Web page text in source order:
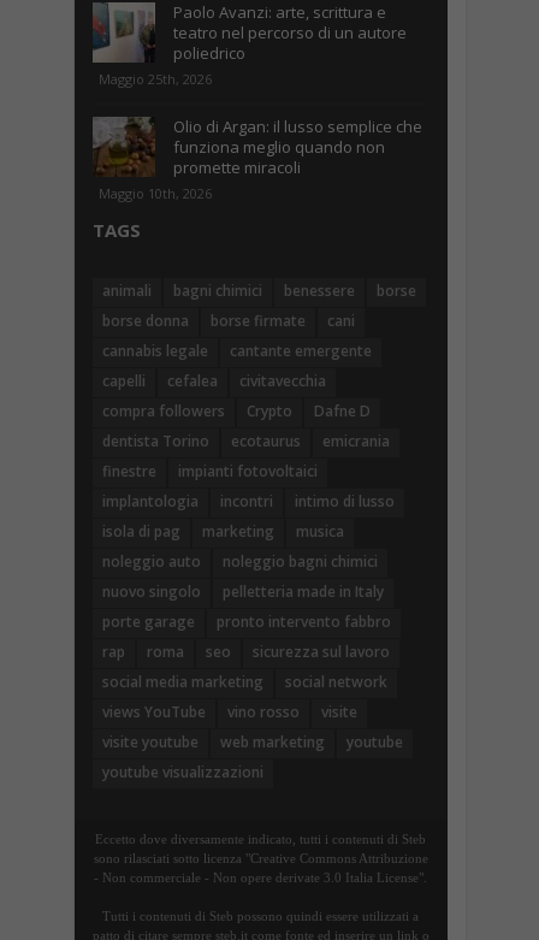
Paolo Avanzi: arte, scrittura e
teatro nel percorso di un autore
poliedrico
Maggio 25th, 2026
Olio di Argan: il lusso semplice che
funziona meglio quando non
promette miracoli
Maggio 10th, 2026
TAGS
animali bagni chimici benessere
borse
borse donna
borse firmate
cani
cannabis legale
cantante emergente
capelli
cefalea
civitavecchia
compra followers
Crypto
Dafne D
dentista Torino
ecotaurus
emicrania
finestre
impianti fotovoltaici
implantologia
incontri
intimo di lusso
isola di pag
marketing
musica
noleggio auto
noleggio bagni chimici
nuovo singolo
pelletteria made in Italy
porte garage
pronto intervento fabbro
rap
roma seo
sicurezza sul lavoro
social media marketing
social network
views YouTube
vino rosso
visite
visite youtube
web marketing
youtube
youtube visualizzazioni
Eccetto dove diversamente indicato, tutti i contenuti di Steb
sono rilasciati sotto licenza "Creative Commons Attribuzione
- Non commerciale - Non opere derivate 3.0 Italia License".
Tutti i contenuti di Steb possono quindi essere utilizzati a
patto di citare sempre steb.it come fonte ed inserire un link o